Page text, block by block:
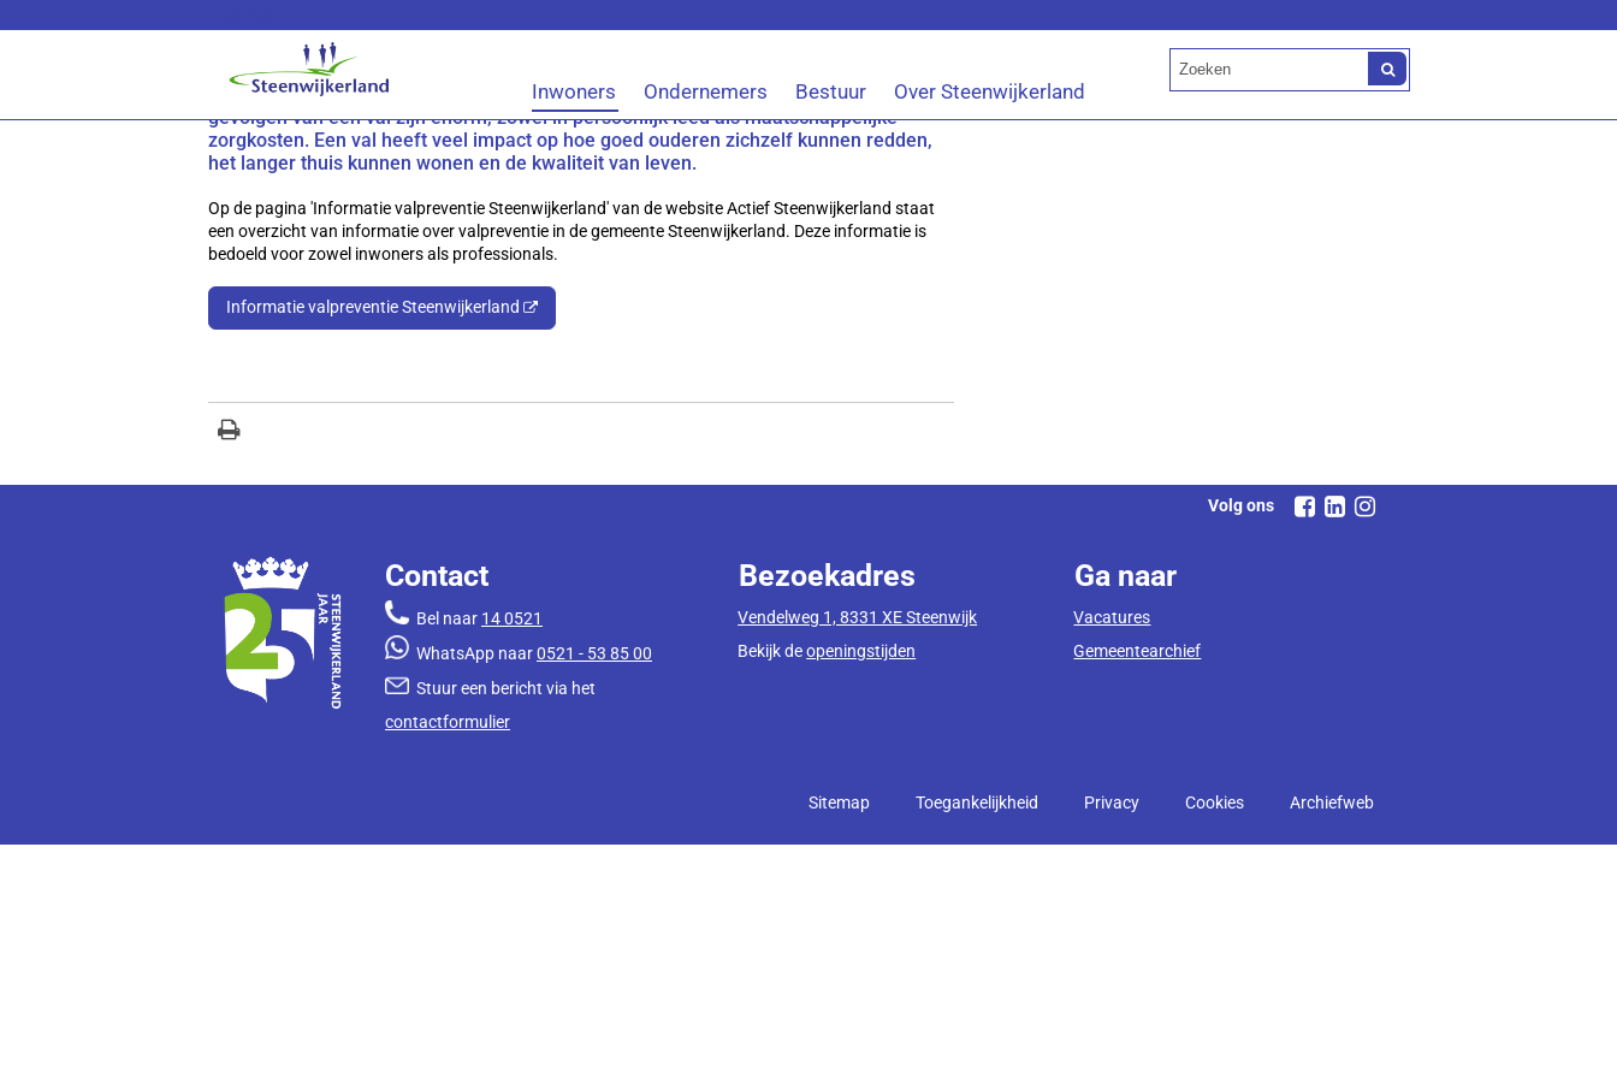
Inwoners Ondernemers Bestuur Over Steenwijkerland
Overzicht aanbod valpreventie
Elke 5 minuten belandt een 65-plusser op de Spoedeisende Hulp na een val. De
gevolgen van een val zijn enorm, zowel in persoonlijk leed als maatschappelijke
zorgkosten. Een val heeft veel impact op hoe goed ouderen zichzelf kunnen redden,
het langer thuis kunnen wonen en de kwaliteit van leven.
Op de pagina 'Informatie valpreventie Steenwijkerland' van de website Actief Steenwijkerland staat
een overzicht van informatie over valpreventie in de gemeente Steenwijkerland. Deze informatie is
bedoeld voor zowel inwoners als professionals.
Informatie valpreventie Steenwijkerland
Volg ons
Contact
Bel naar 14 0521
WhatsApp naar0521 - 53 85 00
Stuur een bericht via het
contactformulier
Bezoekadres
Vendelweg 1, 8331 XE Steenwijk
Bekijk deopeningstijden
Ga naar
Vacatures
Gemeentearchief
Sitemap Toegankelijkheid Privacy Cookies Archiefweb